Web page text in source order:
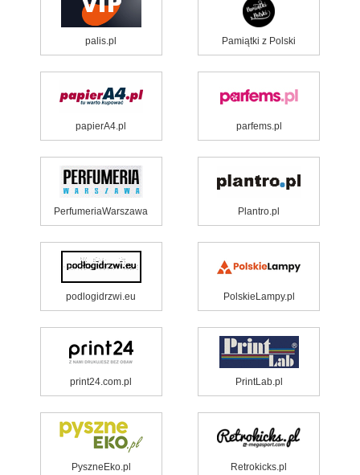
palis.pl Pamiątki z Polski
papierA4.pl parfems.pl
PerfumeriaWarszawa Plantro.pl
podlogidrzwi.eu PolskieLampy.pl
print24.com.pl PrintLab.pl
PyszneEko.pl Retrokicks.pl